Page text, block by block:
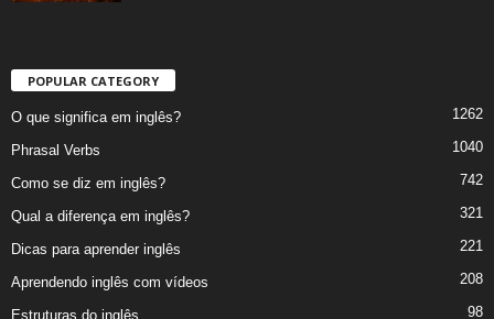
POPULAR CATEGORY
O que significa em inglês? 1262
Phrasal Verbs 1040
Como se diz em inglês? 742
Qual a diferença em inglês? 321
Dicas para aprender inglês 221
Aprendendo inglês com vídeos 208
Estruturas do inglês 98